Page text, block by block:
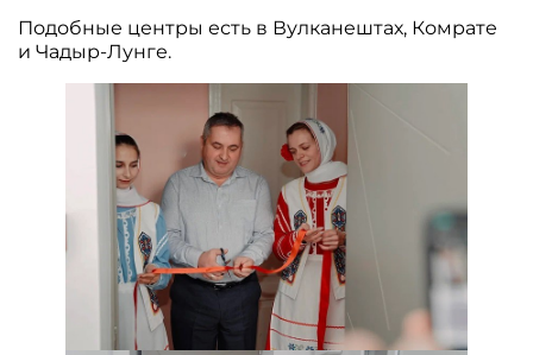
Подобные центры есть в Вулканештах, Комрате
и Чадыр-Лунге.